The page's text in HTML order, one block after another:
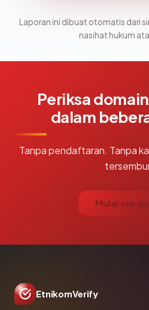
Laporan ini dibuat otomatis dari
nasihat hukum
Periksa
dalam
Tanpa pendaftaran. Tanpa
Mulai cek
EtnikomVerify